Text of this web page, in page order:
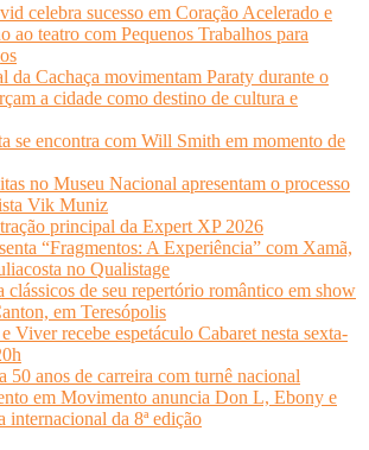
celebra sucesso em Coração Acelerado e
ao teatro com Pequenos Trabalhos para
da Cachaça movimentam Paraty durante o
a cidade como destino de cultura e
se encontra com Will Smith em momento de
no Museu Nacional apresentam o processo
Vik Muniz
principal da Expert XP 2026
“Fragmentos: A Experiência” com Xamã,
no Qualistage
clássicos de seu repertório romântico em show
em Teresópolis
Viver recebe espetáculo Cabaret nesta sexta-
50 anos de carreira com turnê nacional
em Movimento anuncia Don L, Ebony e
internacional da 8ª edição